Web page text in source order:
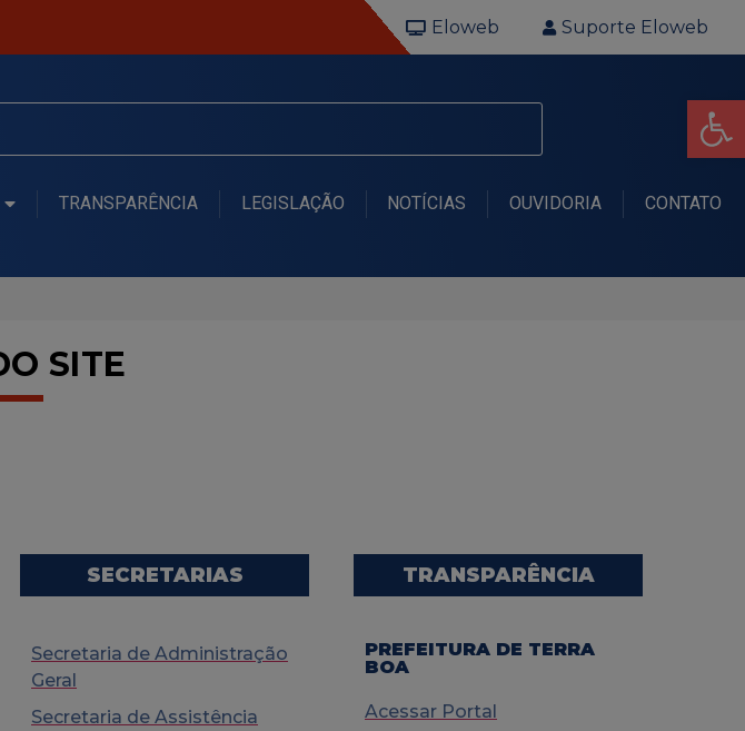
Eloweb Suporte Eloweb
TRANSPARÊNCIA LEGISLAÇÃO NOTÍCIAS OUVIDORIA CONTATO
SITE
SECRETARIAS
Secretaria de Administração
Geral
Secretaria de Assistência
TRANSPARÊNCIA
PREFEITURA DE TERRA
BOA
Acessar Portal